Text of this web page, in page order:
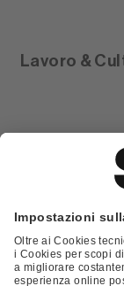
Lavoro &
Contatto
FAQ